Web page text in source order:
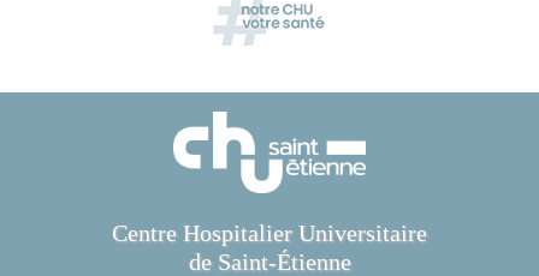
Centre Hospitalier Universitaire
de Saint-Étienne